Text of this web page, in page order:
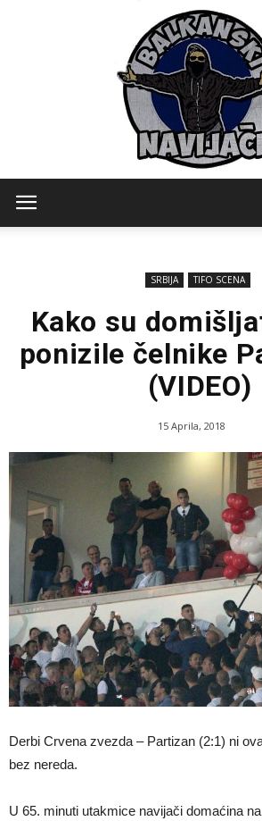
SRBIJA TIFO SCENA
Kako su
ponizile čelnike
(VIDEO)
15 Aprila, 2018
Derbi Crvena zvezda – Partizan (2:1) ni
bez nereda.
U 65. minuti utakmice navijači domaćina